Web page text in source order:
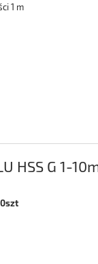
1 m
HSS G 1-